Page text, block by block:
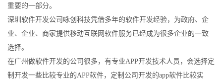
重要的一部分。
深圳软件开发公司咏创科技凭借多年的软件开发经验，为政府、企
业、企业、商家提供移动互联网软件服务已经成为很多企业的一致
选择。
在广州做软件开发的公司很多，有专业APP开发技术人员，会选择定
制开发一些比较专业的APP软件，定制公司开发的app软件比较实